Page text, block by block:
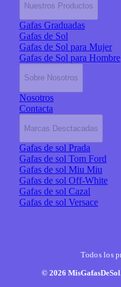
Nuestros Productos
Gafas Graduadas
Gafas de Sol
Gafas de Sol para Mujer
Gafas de Sol para Hombre
Sobre Nosotros
Nosotros
Contacta
Marcas Desctacadas
Gafas de sol Prada
Gafas de sol Tom Ford
Gafas de sol Miu Miu
Gafas de sol Off-White
Gafas de sol Cazal
Gafas de sol Versace
Todos los
© 2026